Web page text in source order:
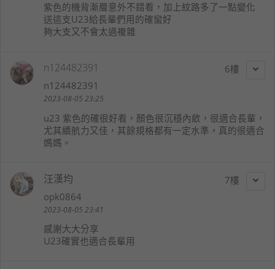
紫色的機背漸層意外不錯看，加上紋路多了一點變化
送這支U23給長輩們用的確蠻好
夠大支又不會太過複雜
6
n124482391
n124482391
2023-08-05 23:25
u23 紫色的確很好看，顏色很沉穩內斂，很適合長輩，
尤其續航力又佳，其餘規格都有一定水準，真的很適合
媽媽。
7
汪漢均
opk0864
2023-08-05 23:41
感謝大大分享
U23確實也適合長輩用